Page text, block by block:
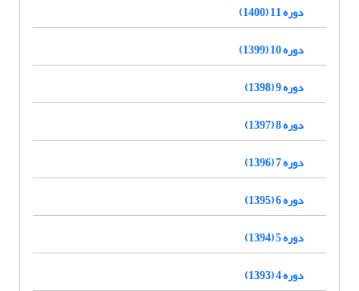
دوره 11 (1400)
دوره 10 (1399)
دوره 9 (1398)
دوره 8 (1397)
دوره 7 (1396)
دوره 6 (1395)
دوره 5 (1394)
دوره 4 (1393)